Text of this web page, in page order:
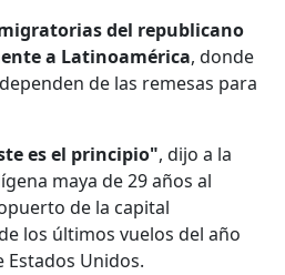
del republicano
a Latinoamérica, donde
de las remesas para
es el principio", dijo a la
maya de 29 años al
de la capital
los últimos vuelos del año
Unidos.